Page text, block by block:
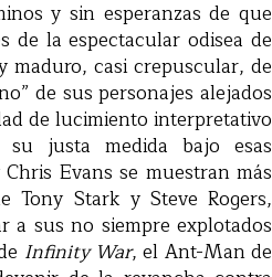
y sin esperanzas de que
de la espectacular odisea de
casi crepuscular, de
de sus personajes alejados
de lucimiento interpretativo
justa medida bajo esas
Evans se muestran más
Tony Stark y Steve Rogers,
a sus no siempre explotados
Infinity War, el Ant-Man de